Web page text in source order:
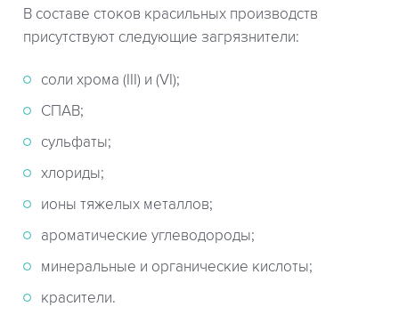
В составе стоков красильных производств
присутствуют следующие загрязнители:
соли хрома (III) и (VI);
СПАВ;
сульфаты;
хлориды;
ионы тяжелых металлов;
ароматические углеводороды;
минеральные и органические кислоты;
красители.